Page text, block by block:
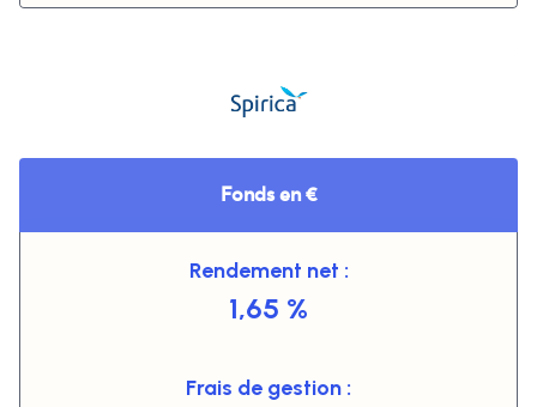
Fonds en €
Rendement net :
1,65 %
Frais de gestion :